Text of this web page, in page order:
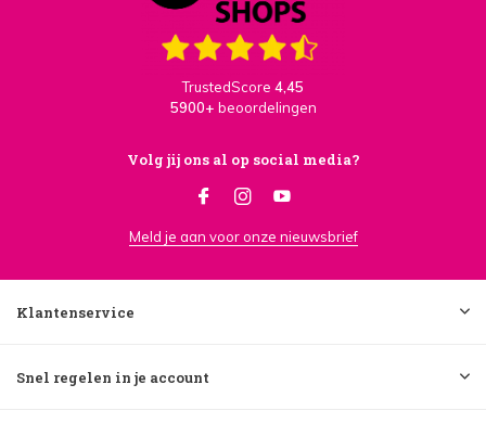
TrustedScore 4,45
5900+ beoordelingen
Volg jij ons al op social media?
Meld je aan voor onze nieuwsbrief
Klantenservice
Snel regelen in je account